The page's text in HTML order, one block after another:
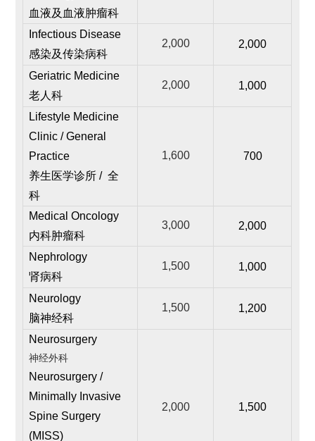
血液及血液肿瘤科
Infectious Disease
感染及传染病科
2,000 2,000
Geriatric Medicine
老人科
2,000 1,000
Lifestyle Medicine
Clinic / General
Practice
养生医学诊所 / 全
科
1,600 700
Medical Oncology
内科肿瘤科
3,000 2,000
Nephrology
肾病科
1,500 1,000
Neurology
脑神经科
1,500 1,200
Neurosurgery
神经外科
Neurosurgery /
Minimally Invasive
Spine Surgery
(MISS)
2,000 1,500